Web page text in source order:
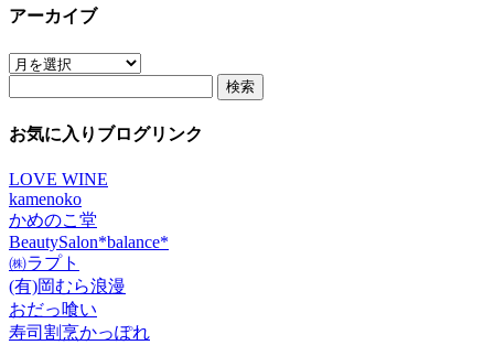
アーカイブ
ア
イ
お気に入りブログリンク
LOVE WINE
kamenoko
かめのこ堂
BeautySalon*balance*
㈱ラプト
(有)岡むら浪漫
おだっ喰い
寿司割烹かっぽれ